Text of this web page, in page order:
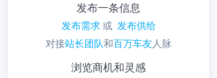
发布一条信息
发布需求 或 发布供给
对接站长团队和百万车友人脉
浏览商机和灵感